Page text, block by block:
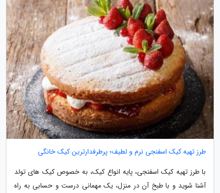
طرز تهیه کیک اسفنجی نرم و لطیف؛ پرطرفدارترین کیک خانگی
با طرز تهیه کیک اسفنجی، پایه انواع کیک، به خصوص کیک های تولد
آشنا شوید و با طبخ آن در منزل، یک مهمانی درست و حسابی به راه